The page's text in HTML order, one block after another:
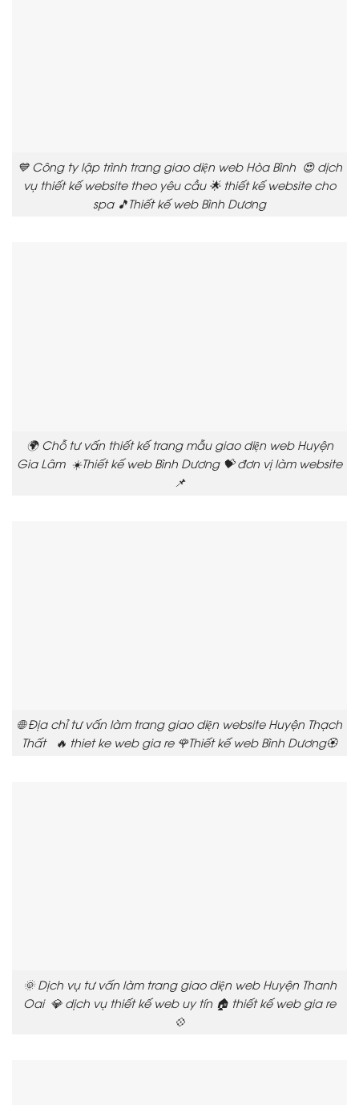
💙 Công ty lập trình trang giao diện web Hòa Bình 😍 dịch
vụ thiết kế website theo yêu cầu 🌟 thiết kế website cho
spa 🎵Thiết kế web Bình Dương
🌍 Chỗ tư vấn thiết kế trang mẫu giao diện web Huyện
Gia Lâm ☀️Thiết kế web Bình Dương 💝 đơn vị làm website
📌
🌐 Địa chỉ tư vấn làm trang giao diện website Huyện Thạch
Thất 🔥 thiet ke web gia re 🌹Thiết kế web Bình Dương🏵️
🌞 Dịch vụ tư vấn làm trang giao diện web Huyện Thanh
Oai 💎 dịch vụ thiết kế web uy tín 🏠 thiết kế web gia re
💠